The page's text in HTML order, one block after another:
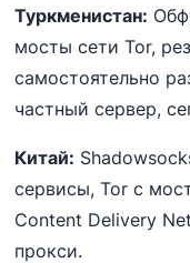
Туркменистан:
мосты сети Tor,
самостоятельно
частный сервер,
Китай:
сервисы, Tor с
Content Delivery
прокси.